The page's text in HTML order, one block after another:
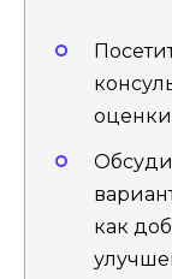
оценки
как